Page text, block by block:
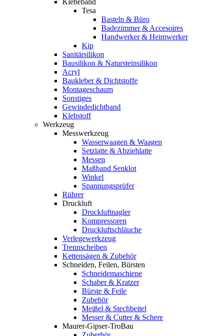
Klebeband
Tesa
Basteln & Büro
Badezimmer & Accesoires
Handwerker & Heimwerker
Kip
Sanitärsilikon
Bausilikon & Natursteinsilikon
Acryl
Baukleber & Dichtstoffe
Montageschaum
Sonstiges
Gewindedichtband
Klebstoff
Werkzeug
Messwerkzeug
Wasserwaagen & Waagen
Setzlatte & Abziehlatte
Messen
Maßband Senklot
Winkel
Spannungsprüfer
Rührer
Druckluft
Druckluftnagler
Kompressoren
Druckluftschläuche
Verlegewerkzeug
Trennscheiben
Kettensägen & Zubehör
Schneiden, Feilen, Bürsten
Schneidemaschiene
Schaber & Kratzer
Bürste & Feile
Zubehör
Meißel & Stechbeitel
Messer & Cutter & Schere
Maurer-Gipser-TroBau